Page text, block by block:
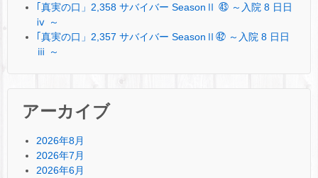
｢真実の口」2,358 サバイバー SeasonⅡ ㊸ ～入院 8 日日
ⅳ ～
｢真実の口」2,357 サバイバー SeasonⅡ㊷ ～入院 8 日日
ⅲ ～
アーカイブ
2026年8月
2026年7月
2026年6月